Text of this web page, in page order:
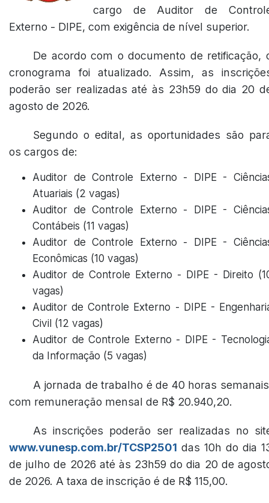
cargo de Auditor de
Externo - DIPE, com exigência de nível superior.
De acordo com o documento de retificação,
cronograma foi atualizado. Assim, as
poderão ser realizadas até às 23h59 do dia 20
agosto de 2026.
Segundo o edital, as oportunidades são
os cargos de:
Auditor de Controle Externo - DIPE -
Atuariais (2 vagas)
Auditor de Controle Externo - DIPE -
Contábeis (11 vagas)
Auditor de Controle Externo - DIPE -
Econômicas (10 vagas)
Auditor de Controle Externo - DIPE - Direito
vagas)
Auditor de Controle Externo - DIPE -
Civil (12 vagas)
Auditor de Controle Externo - DIPE -
da Informação (5 vagas)
A jornada de trabalho é de 40 horas
com remuneração mensal de R$ 20.940,20.
As inscrições poderão ser realizadas no
www.vunesp.com.br/TCSP2501 das 10h do dia
de julho de 2026 até às 23h59 do dia 20 de
de 2026. A taxa de inscrição é de R$ 115,00.